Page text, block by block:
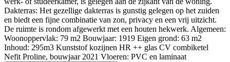
Dakterras: Het gezellige dakterras is gunstig gelegen op het zuiden
en biedt een fijne combinatie van zon, privacy en een vrij uitzicht.
De ruimte is rondom afgewerkt met een houten hekwerk. Algemeen:
Woonoppervlak: 79 m2 Bouwjaar: 1919 Eigen grond: 63 m2
Inhoud: 295m3 Kunststof kozijnen HR ++ glas CV combiketel
Nefit Proline, bouwjaar 2021 Vloeren: PVC en laminaat